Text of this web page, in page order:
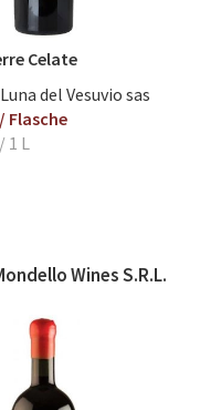
Celate
del Vesuvio sas
/ Flasche
/ 1 L
Wines S.R.L.